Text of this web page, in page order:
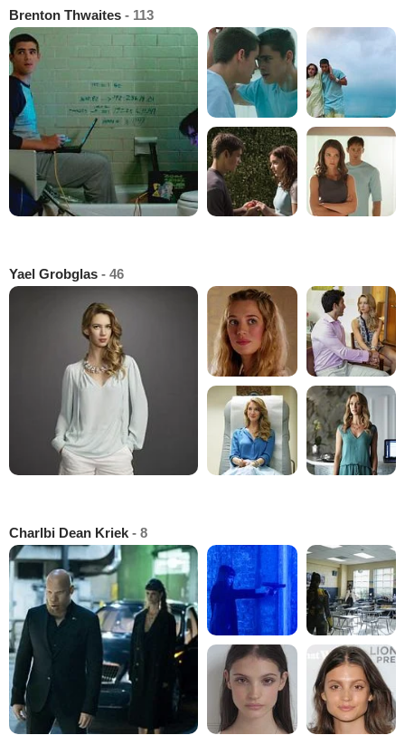
Brenton Thwaites - 113
Yael Grobglas - 46
Charlbi Dean Kriek - 8